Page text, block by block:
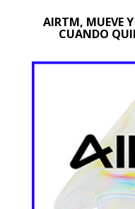
AIRTM, MUEVE
CUANDO